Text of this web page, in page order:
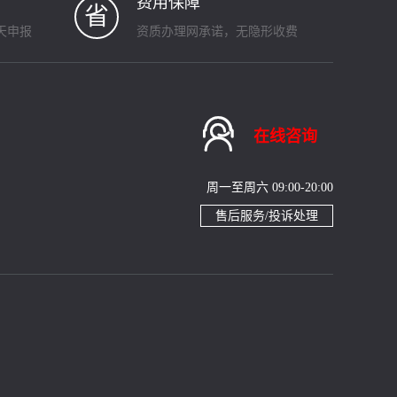
申报
省
资质办理网承诺，无隐形收费
 在线咨询
周一至周六 09:00-20:00
售后服务/投诉处理